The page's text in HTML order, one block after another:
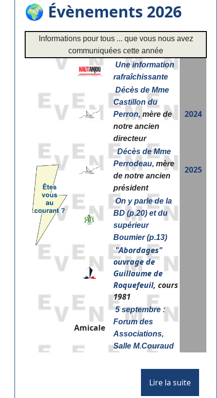
🌍 Évènements 2026
Informations pour tous ... que vous nous avez
communiquées cette année
Une information
rafraîchissante
Décès de Mme
Castillon du
Perron, mère de
notre ancien
directeur
2024
Décès de Mme
Perrodeau, mère
de notre ancien
président
2025
On y parle de la
BD (p.20) et du
supérieur
Boumier (p.13)
"Abordages"
ouvrage de
Guillaume de
Roquefeuil, cours
1981
Amicale
5 septembre :
Forum des
Associations,
Salle M.Couraud
Lire la suite